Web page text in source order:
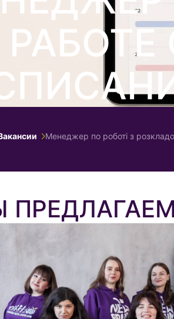
Менеджер по роботі з
ПРЕДЛАГАЕМ